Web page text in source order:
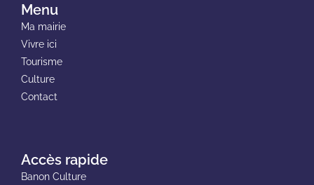
Menu
Ma mairie
Vivre ici
Tourisme
Culture
Contact
Accès rapide
Banon Culture